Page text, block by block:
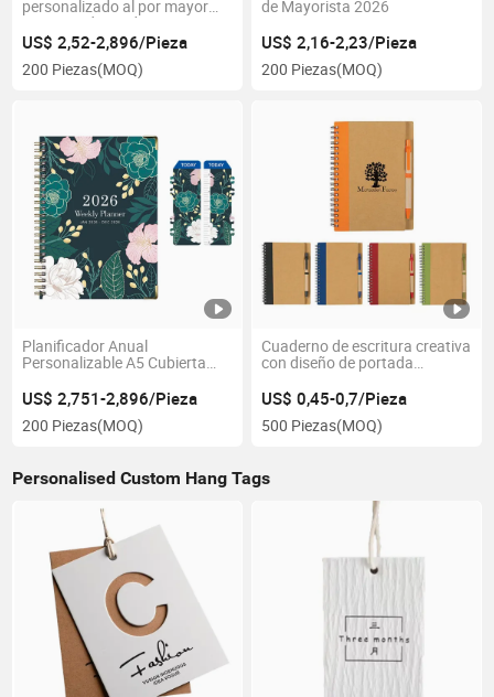
personalizado al por mayor
2026 cuaderno de
planificación con cubierta de
US$ 2,52-2,896/Pieza
200 Piezas(MOQ)
de Mayorista 2026
US$ 2,16-2,23/Pieza
200 Piezas(MOQ)
Planificador Anual
Personalizable A5 Cubierta
Cuaderno Espiral
US$ 2,751-2,896/Pieza
200 Piezas(MOQ)
Cuaderno de escritura creativa
con diseño de portada
US$ 0,45-0,7/Pieza
500 Piezas(MOQ)
Personalised Custom Hang Tags